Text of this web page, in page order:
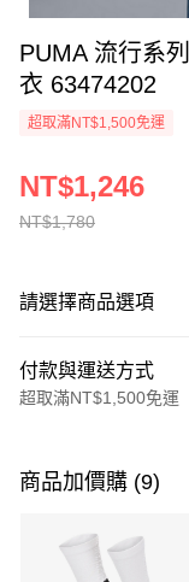
PUMA 流行系
衣 63474202
超取滿NT$1,500免運
NT$1,780
NT$1,246
請選擇商品選項
付款與運送方式
超取滿NT$1,500免運
信用卡一次付款
3 期 0 利率 每期
商品加價購 (9)